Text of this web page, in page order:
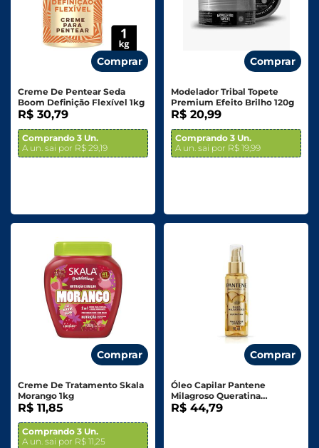
Comprar
Creme De Pentear Seda
Boom Definição Flexível 1kg
R$ 30,79
Comprando 3 Un.
A un. sai por R$ 29,19
Comprar
Modelador Tribal Topete
Premium Efeito Brilho 120g
R$ 20,99
Comprando 3 Un.
A un. sai por R$ 19,99
Comprar
Creme De Tratamento Skala
Morango 1kg
R$ 11,85
Comprando 3 Un.
A un. sai por R$ 11,25
Comprar
Óleo Capilar Pantene
Milagroso Queratina
Finalizador 95ml
R$ 44,79